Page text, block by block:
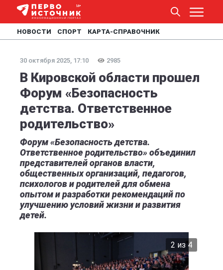
НОВОСТИ СПОРТ КАРТА-СПРАВОЧНИК
30 октября 2025, 17:10 2985
В Кировской области прошел
Форум «Безопасность
детства. Ответственное
родительство»
Форум «Безопасность детства.
Ответственное родительство» объединил
представителей органов власти,
общественных организаций, педагогов,
психологов и родителей для обмена
опытом и разработки рекомендаций по
улучшению условий жизни и развития
детей.
2 из 4